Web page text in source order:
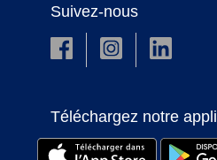
Suivez-nous
Téléchargez notre appli